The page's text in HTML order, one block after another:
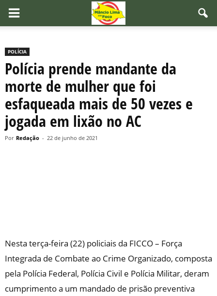
POLÍCIA
Polícia prende mandante da
morte de mulher que foi
esfaqueada mais de 50 vezes e
jogada em lixão no AC
Por Redação - 22 de junho de 2021
Nesta terça-feira (22) policiais da FICCO – Força
Integrada de Combate ao Crime Organizado, composta
pela Polícia Federal, Polícia Civil e Polícia Militar, deram
cumprimento a um mandado de prisão preventiva